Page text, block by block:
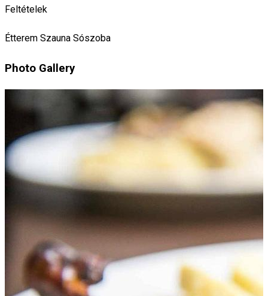
Feltételek
Étterem Szauna Sószoba
Photo Gallery